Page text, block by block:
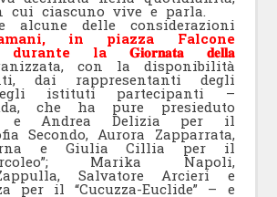
cui ciascuno vive e parla.
alcune delle considerazioni
in piazza Falcone
durante la 𝐆𝐢𝐨𝐫𝐧𝐚𝐭𝐚 𝐝𝐞𝐥𝐥𝐚
con la disponibilità
dai rappresentanti degli
istituti partecipanti –
che ha pure presieduto
e Andrea Delizia per il
Secondo, Aurora Zapparrata,
e Giulia Cillia per il
Arcoleo”; Marika Napoli,
Salvatore Arcieri e
per il “Cucuzza-Euclide” – e